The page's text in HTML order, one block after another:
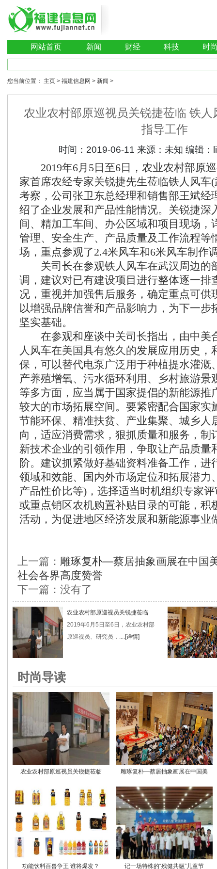
网站首页 新闻 财经 科技 时
您当前位置： 主页 > 福建信息网 > 新闻 >
农业农村部原巡视员关锐捷莅临 铁
指导工作
时间： 2019-06-11 来源： 未知 编辑：
2019年6月5日至6日，农业农村部原
家首席农经专家关锐捷先生莅临铁人风车
考察，公司张卫东总经理和销售部王斌经
绍了企业发展和产品性能情况。关锐捷深
间、精加工车间、办公区域和项目现场，
管理、安全生产、产品质量及工作流程等
场，重点参观了2.4米风车和6米风车制作
关司长在参观铁人风车在武汉周边的
调，建议对已有建设项目进行整体逐一排
况，重视并加强售后服务，确定重点可供
以增强品牌信誉和产品影响力，为下一步
坚实基础。
在参观和座谈中关司长指出，由中美
人风车在美国具有悠久的发展应用历史，
保，可以替代电泵广泛用于种植提水灌溉
产养殖增氧、污水循环利用、乡村旅游景
等多方面，应当属于国家提倡的新能源推
较大的市场拓展空间。要紧密配合国家实
节能环保、精准扶贫、产业集聚、城乡人
向，适应消费需求，狠抓质量和服务，制
新技术企业的引领作用，争取让产品质量
阶。建议抓紧做好基础资料准备工作，进
领域和效能、国内外市场定位和拓展潜力
产品性价比等)，选择适当时机组织专家
或重点销区农机购置补贴目录的可能，积
活动，为促进地区经济发展和新能源事业
上一篇： 雕琢复朴—蔡居抽象画展在中国
社会各界高度赞誉
下一篇：没有了
农业农村部原巡视员关锐捷莅临
2019年6月5日至6日，农业农村部
原巡视员、研究员，....[详情]
时尚导读
农业农村部原巡视员关锐捷莅临 雕琢复朴—蔡居抽象画展在中国美
功能饮料百兽争王 谁将爆发？ 记一场特殊的“残健共融”儿童节